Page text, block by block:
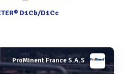
D1Cb/D1Cc
ProMinent France S.A.S